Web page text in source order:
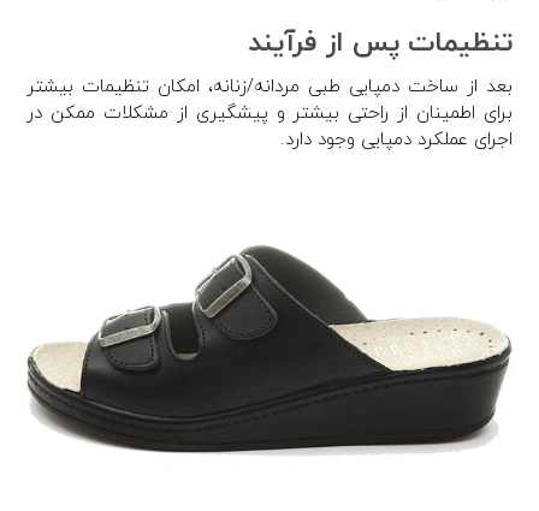
تنظیمات پس از فرآیند
بعد از ساخت دمپایی طبی مردانه/زنانه، امکان تنظیمات بیشتر
برای اطمینان از راحتی بیشتر و پیشگیری از مشکلات ممکن در
اجرای عملکرد دمپایی وجود دارد.